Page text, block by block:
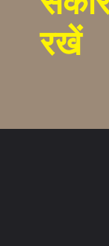
रखें